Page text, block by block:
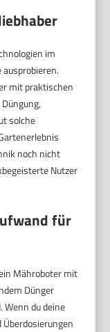
im
mit praktischen
solche
noch nicht
Nutzer
für
Mähroboter mit
Dünger
Wenn du deine